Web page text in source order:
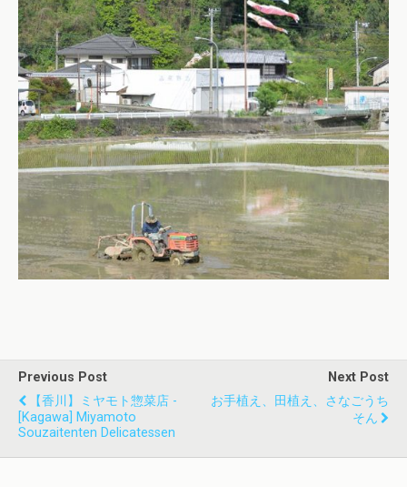
Previous Post
【香川】ミヤモト惣菜店 -
[Kagawa] Miyamoto
Souzaitenten Delicatessen
Next Post
お手植え、田植え、さなごうち
そん